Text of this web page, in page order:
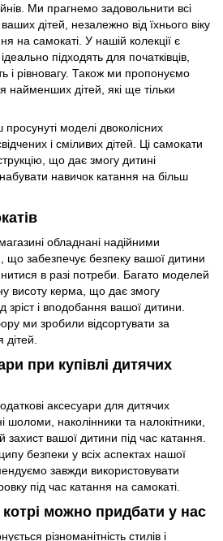
Ми прагнемо задовольнити всі
дітей, незалежно від їхнього віку
на самокаті. У нашій колекції є
підходять для початківців,
і рівновагу. Також ми пропонуємо
найменших дітей, які ще тільки
просунуті моделі двоколісних
і сміливих дітей. Ці самокати
що дає змогу дитині
навичок катання на більш
обладнані надійними
що забезпечує безпеку вашої дитини
в разі потреби. Багато моделей
висоту керма, що дає змогу
зріст і вподобання вашої дитини.
ми зробили відсортувати за
при купівлі дитячих
аксесуари для дитячих
шоломи, наколінники та налокітники,
вашої дитини під час катання.
безпеки у всіх аспектах нашої
завжди використовувати
під час катання на самокаті.
котрі можно придбати у нас
різноманітність стилів і